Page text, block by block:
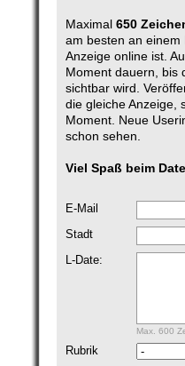
Maximal 650
am besten an einem
Anzeige online ist.
Moment dauern, bis
sichtbar wird.
die gleiche Anzeige,
Moment. Neue
schon sehen.
Viel Spaß beim
E-Mail
Stadt
L-Date:
Max. 600
Rubrik